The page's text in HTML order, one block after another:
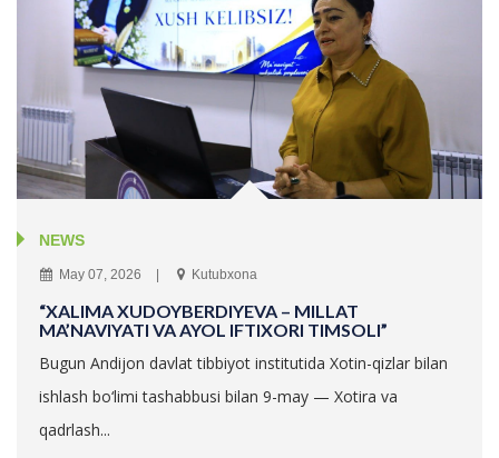
NEWS
May 07, 2026 Kutubxona
“XALIMA XUDOYBERDIYEVA – MILLAT
MA’NAVIYATI VA AYOL IFTIXORI TIMSOLI”
Bugun Andijon davlat tibbiyot institutida Xotin-qizlar bilan
ishlash bo‘limi tashabbusi bilan 9-may — Xotira va
qadrlash...